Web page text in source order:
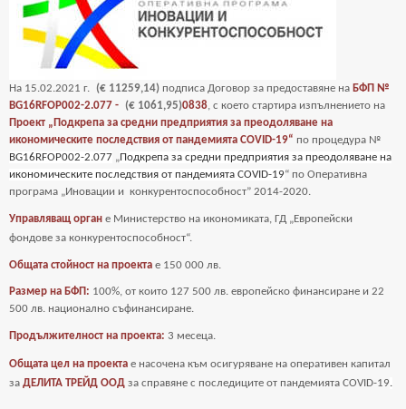
На 15.02.2021 г. (€ 11259,14) подписа Договор за предоставяне на БФП №
BG16RFOP002-2.077 - (€ 1061,95)0838, с което стартира изпълнението на
Проект „Подкрепа за средни предприятия за преодоляване на
икономическите последствия от пандемията COVID-19“ по процедура №
BG16RFOP002-2.077 „Подкрепа за средни предприятия за преодоляване на
икономическите последствия от пандемията COVID-19“ по Оперативна
програма „Иновации и конкурентоспособност” 2014-2020.
Управляващ орган е Министерство на икономиката, ГД „Европейски
фондове за конкурентоспособност“.
Общата стойност на проекта е 150 000 лв.
Размер на БФП: 100%, от които 127 500 лв. европейско финансиране и 22
500 лв. национално съфинансиране.
Продължителност на проекта: 3 месеца.
Общата цел на проекта е насочена към осигуряване на оперативен капитал
за ДЕЛИТА ТРЕЙД ООД за справяне с последиците от пандемията COVID-19.